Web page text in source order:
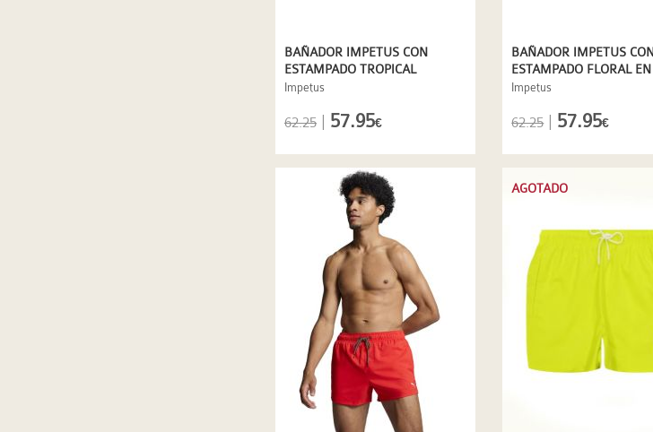
BAÑADOR IMPETUS CON
ESTAMPADO TROPICAL
Impetus
62.25 57.95€
BAÑADOR IMPETUS CON
ESTAMPADO FLORAL EN
MARINO
Impetus
62.25| 57.95€
AGOTADO